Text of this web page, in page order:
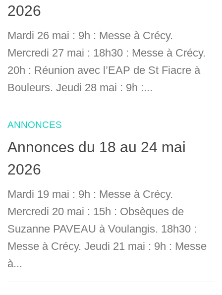
2026
Mardi 26 mai : 9h : Messe à Crécy.
Mercredi 27 mai : 18h30 : Messe à Crécy.
20h : Réunion avec l’EAP de St Fiacre à
Bouleurs. Jeudi 28 mai : 9h :...
ANNONCES
Annonces du 18 au 24 mai
2026
Mardi 19 mai : 9h : Messe à Crécy.
Mercredi 20 mai : 15h : Obsèques de
Suzanne PAVEAU à Voulangis. 18h30 :
Messe à Crécy. Jeudi 21 mai : 9h : Messe
à...